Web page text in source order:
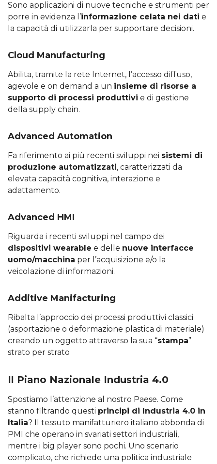
Sono applicazioni di nuove tecniche e strumenti per
porre in evidenza l’informazione celata nei dati e
la capacità di utilizzarla per supportare decisioni.
Cloud Manufacturing
Abilita, tramite la rete Internet, l’accesso diffuso,
agevole e on demand a un insieme di risorse a
supporto di processi produttivi e di gestione
della supply chain.
Advanced Automation
Fa riferimento ai più recenti sviluppi nei sistemi di
produzione automatizzati, caratterizzati da
elevata capacità cognitiva, interazione e
adattamento.
Advanced HMI
Riguarda i recenti sviluppi nel campo dei
dispositivi wearable e delle nuove interfacce
uomo/macchina per l’acquisizione e/o la
veicolazione di informazioni.
Additive Manifacturing
Ribalta l’approccio dei processi produttivi classici
(asportazione o deformazione plastica di materiale)
creando un oggetto attraverso la sua “stampa”
strato per strato
Il Piano Nazionale Industria 4.0
Spostiamo l’attenzione al nostro Paese. Come
stanno filtrando questi principi di Industria 4.0 in
Italia? Il tessuto manifatturiero italiano abbonda di
PMI che operano in svariati settori industriali,
mentre i big player sono pochi. Uno scenario
complicato, che richiede una politica industriale